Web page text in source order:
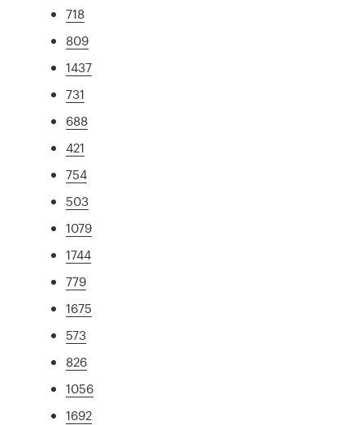
718
809
1437
731
688
421
754
503
1079
1744
779
1675
573
826
1056
1692